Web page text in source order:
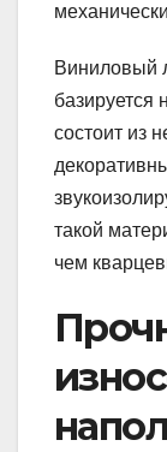
Виниловый
базируется
состоит из
такой
чем